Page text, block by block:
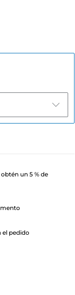
un 5 % de
el pedido